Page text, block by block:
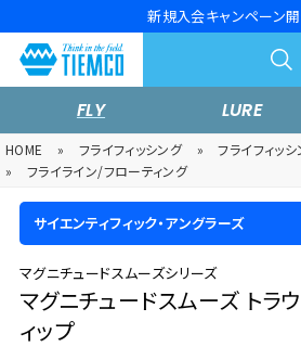
新規入会キャンペーン開
FLY LURE
HOME » フライフィッシング » フライフィッ
»
フライライン/フローティング
サイエンティフィック・アングラーズ
マグニチュードスムーズシリーズ
マグニチュードスムーズ トラ
ィップ